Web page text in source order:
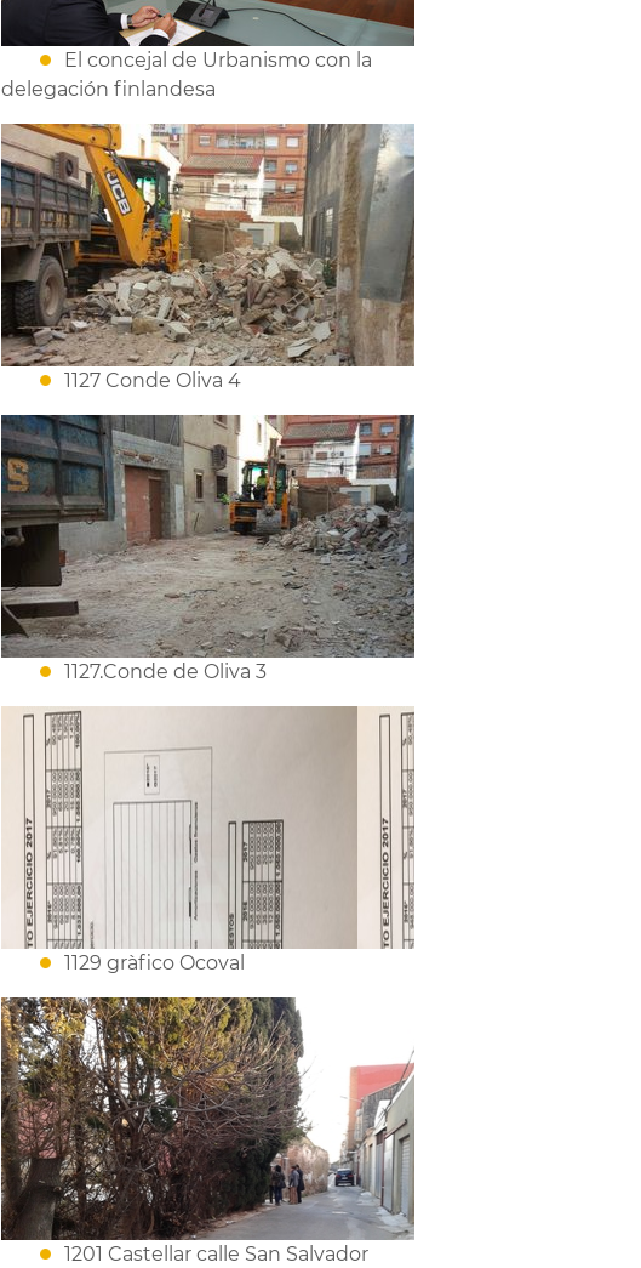
El concejal de Urbanismo con la
delegación finlandesa
1127 Conde Oliva 4
1127.Conde de Oliva 3
1129 gràfico Ocoval
1201 Castellar calle San Salvador